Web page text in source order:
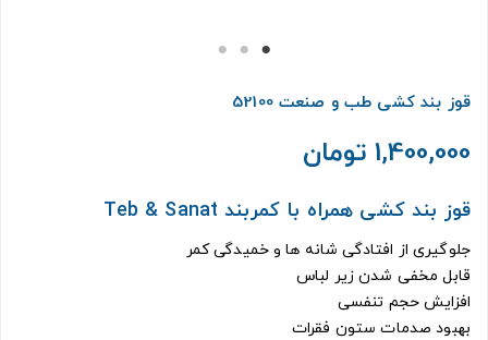
قوز بند کشی طب و صنعت 52100
1,400,000 تومان
قوز بند کشی همراه با کمربند Teb & Sanat
جلوگیری از افتادگی شانه ها و خمیدگی کمر
قابل مخفی شدن زیر لباس
افزایش حجم تنفسی
بهبود صدمات ستون فقرات